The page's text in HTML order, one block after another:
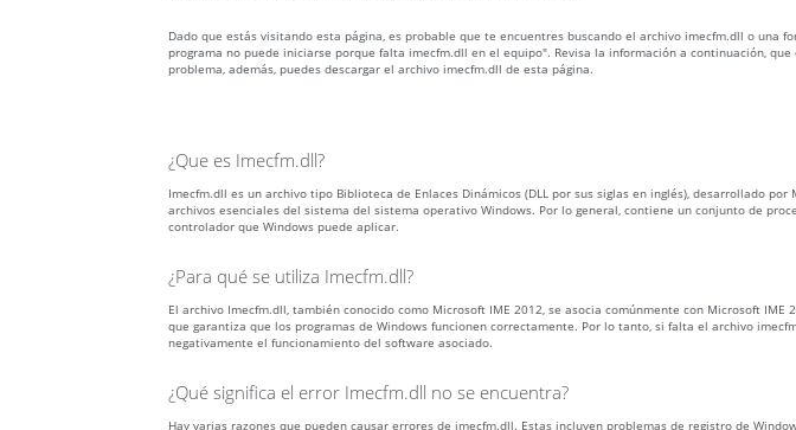
Dado que estás visitando esta página, es probable que te encuentres buscando el archivo imecfm.dll o una
programa no puede iniciarse porque falta imecfm.dll en el equipo". Revisa la información a continuación, que
problema, además, puedes descargar el archivo imecfm.dll de esta página.
¿Que es Imecfm.dll?
Imecfm.dll es un archivo tipo Biblioteca de Enlaces Dinámicos (DLL por sus siglas en inglés), desarrollado
archivos esenciales del sistema del sistema operativo Windows. Por lo general, contiene un conjunto de
controlador que Windows puede aplicar.
¿Para qué se utiliza Imecfm.dll?
El archivo Imecfm.dll, también conocido como Microsoft IME 2012, se asocia comúnmente con Microsoft IME
que garantiza que los programas de Windows funcionen correctamente. Por lo tanto, si falta el archivo
negativamente el funcionamiento del software asociado.
¿Qué significa el error Imecfm.dll no se encuentra?
Hay varias razones que pueden causar errores de imecfm.dll. Estas incluyen problemas de registro de